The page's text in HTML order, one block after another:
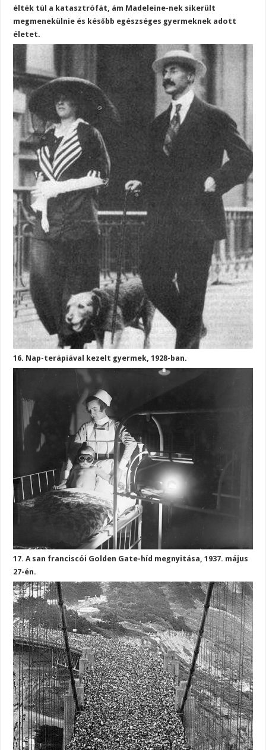
élték túl a katasztrófát, ám Madeleine-nek sikerült
megmenekülnie és később egészséges gyermeknek adott
életet.
16. Nap-terápiával kezelt gyermek, 1928-ban.
17. A san franciscói Golden Gate-híd megnyitása, 1937. május
27-én.